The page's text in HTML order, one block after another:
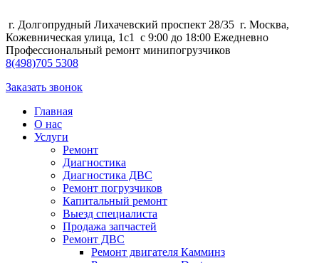
г. Долгопрудный Лихачевский проспект 28/35 г. Москва,
Кожевническая улица, 1с1
с 9:00 до 18:00 Ежедневно
Профессиональный ремонт минипогрузчиков
8(498)705 5308
Заказать звонок
Главная
О нас
Услуги
Ремонт
Диагностика
Диагностика ДВС
Ремонт погрузчиков
Капитальный ремонт
Выезд специалиста
Продажа запчастей
Ремонт ДВС
Ремонт двигателя Камминз